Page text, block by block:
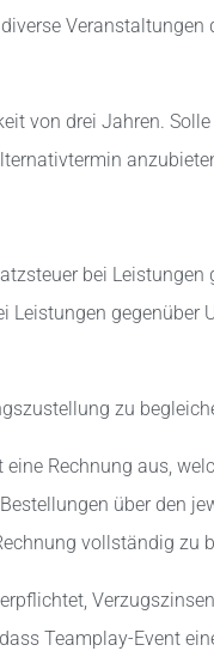
Veranstaltungen
von drei Jahren.
bei
gegenüber
zu
Rechnung aus,
über den
vollständig zu
Teamplay-Event